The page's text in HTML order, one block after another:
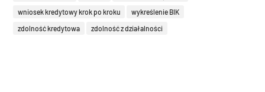
wniosek kredytowy krok po kroku
wykreślenie BIK
zdolność kredytowa
zdolność z działalności